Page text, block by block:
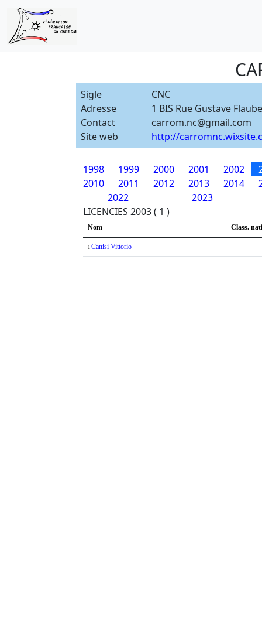
Sigle
CNC
Adresse
1 BIS Rue Gustave
Contact
carrom.nc@gmail.com
Site web
http://
1998 1999 2000 2001 2002
2010
2011 2012 2013 2014
2022
2023
LICENCIES 2003 ( 1 )
Nom Class.
1 Canisi Vittorio